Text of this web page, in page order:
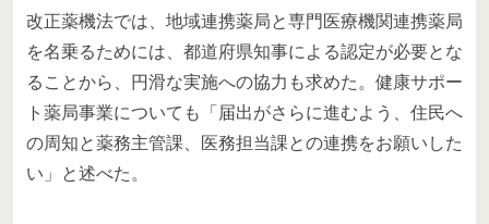
改正薬機法では、地域連携薬局と専門医療機関連携薬局
を名乗るためには、都道府県知事による認定が必要とな
ることから、円滑な実施への協力も求めた。健康サポー
ト薬局事業についても「届出がさらに進むよう、住民へ
の周知と薬務主管課、医務担当課との連携をお願いした
い」と述べた。